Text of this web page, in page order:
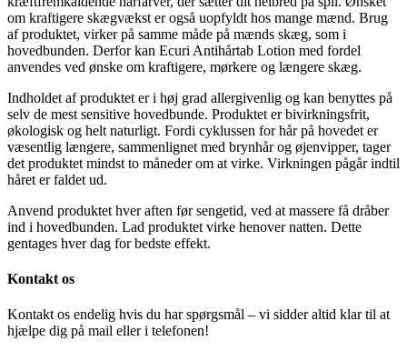
om kraftigere skægvækst er også uopfyldt hos mange mænd. Brug
af produktet, virker på samme måde på mænds skæg, som i
hovedbunden. Derfor kan Ecuri Antihårtab Lotion med fordel
anvendes ved ønske om kraftigere, mørkere og længere skæg.
Indholdet af produktet er i høj grad allergivenlig og kan benyttes på
selv de mest sensitive hovedbunde. Produktet er bivirkningsfrit,
økologisk og helt naturligt. Fordi cyklussen for hår på hovedet er
væsentlig længere, sammenlignet med brynhår og øjenvipper, tager
det produktet mindst to måneder om at virke. Virkningen pågår indtil
håret er faldet ud.
Anvend produktet hver aften før sengetid, ved at massere få dråber
ind i hovedbunden. Lad produktet virke henover natten. Dette
gentages hver dag for bedste effekt.
Kontakt os
Kontakt os endelig hvis du har spørgsmål – vi sidder altid klar til at
hjælpe dig på mail eller i telefonen!